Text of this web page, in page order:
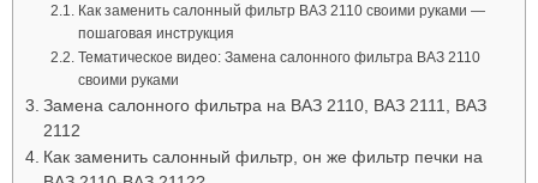
Как заменить салонный фильтр ВАЗ 2110 своими руками —
пошаговая инструкция
Тематическое видео: Замена салонного фильтра ВАЗ 2110
своими руками
Замена салонного фильтра на ВАЗ 2110, ВАЗ 2111, ВАЗ
2112
Как заменить салонный фильтр, он же фильтр печки на